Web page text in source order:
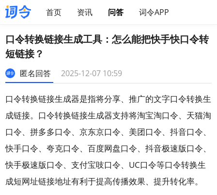
首页 资讯 问答 词令APP
口令转换链接生成工具：怎么能把快手快口令转
短链接？
匿名回答 2025-12-07 10:59
口令转换链接生成器是指将分享、推广的文字口令转换生
成链接。口令转换链接生成器支持将淘宝淘口令、天猫淘
口令、拼多多口令、京东京口令、美团口令、抖音口令、
快手口令、夸克口令、百度网盘口令、抖音极速版口令、
快手极速版口令、支付宝吱口令、UC口令等口令转换生
成短网址链接地址有利于提高传播效果、提升转化率。